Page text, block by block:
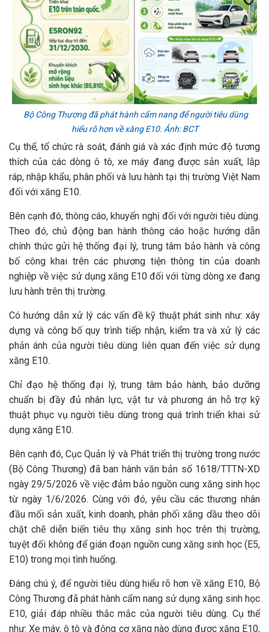
Bộ Công Thương đã phát hành cẩm nang để người tiêu dùng
hiểu rõ hơn về xăng E10. Ảnh: BCT
Cụ thể, tổ chức rà soát, đánh giá và xác định mức độ tương
thích của các dòng ô tô, xe máy đang được sản xuất, lắp
ráp, nhập khẩu, phân phối và lưu hành tại thị trường Việt Nam
đối với xăng E10.
Bên cạnh đó, thông cáo, khuyến nghị đối với người tiêu dùng.
Theo đó, chủ động ban hành thông cáo hoặc hướng dẫn
chính thức gửi hệ thống đại lý, trung tâm bảo hành và công
bố công khai trên các phương tiện thông tin của doanh
nghiệp về việc sử dụng xăng E10 đối với từng dòng xe đang
lưu hành trên thị trường.
Có hướng dẫn xử lý các vấn đề kỹ thuật phát sinh như: xây
dựng và công bố quy trình tiếp nhận, kiểm tra và xử lý các
phản ánh của người tiêu dùng liên quan đến việc sử dụng
xăng E10.
Chỉ đạo hệ thống đại lý, trung tâm bảo hành, bảo dưỡng
chuẩn bị đầy đủ nhân lực, vật tư và phương án hỗ trợ kỹ
thuật phục vụ người tiêu dùng trong quá trình triển khai sử
dụng xăng E10.
Bên cạnh đó, Cục Quản lý và Phát triển thị trường trong nước
(Bộ Công Thương) đã ban hành văn bản số 1618/TTTN-XD
ngày 29/5/2026 về việc đảm bảo nguồn cung xăng sinh học
từ ngày 1/6/2026. Cùng với đó, yêu cầu các thương nhân
đầu mối sản xuất, kinh doanh, phân phối xăng dầu theo dõi
chặt chẽ diễn biến tiêu thụ xăng sinh học trên thị trường,
tuyệt đối không để gián đoạn nguồn cung xăng sinh học (E5,
E10) trong mọi tình huống.
Đáng chú ý, để người tiêu dùng hiểu rõ hơn về xăng E10, Bộ
Công Thương đã phát hành cẩm nang sử dụng xăng sinh học
E10, giải đáp nhiều thắc mắc của người tiêu dùng. Cụ thể
như: Xe máy, ô tô và động cơ xăng nào dùng được xăng E10,